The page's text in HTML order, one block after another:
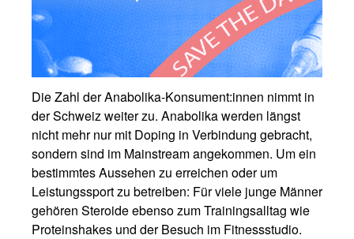
Die Zahl der Anabolika-Konsument:innen nimmt in
der Schweiz weiter zu. Anabolika werden längst
nicht mehr nur mit Doping in Verbindung gebracht,
sondern sind im Mainstream angekommen. Um ein
bestimmtes Aussehen zu erreichen oder um
Leistungssport zu betreiben: Für viele junge Männer
gehören Steroide ebenso zum Trainingsalltag wie
Proteinshakes und der Besuch im Fitnessstudio.